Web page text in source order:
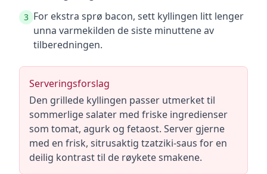
3 For ekstra sprø bacon, sett kyllingen litt lenger
unna varmekilden de siste minuttene av
tilberedningen.
Serveringsforslag
Den grillede kyllingen passer utmerket til
sommerlige salater med friske ingredienser
som tomat, agurk og fetaost. Server gjerne
med en frisk, sitrusaktig tzatziki-saus for en
deilig kontrast til de røykete smakene.